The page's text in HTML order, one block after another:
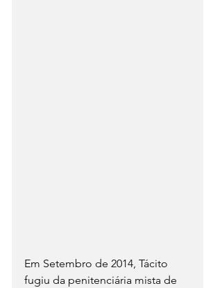
Em Setembro de 2014, Tácito
fugiu da penitenciária mista de